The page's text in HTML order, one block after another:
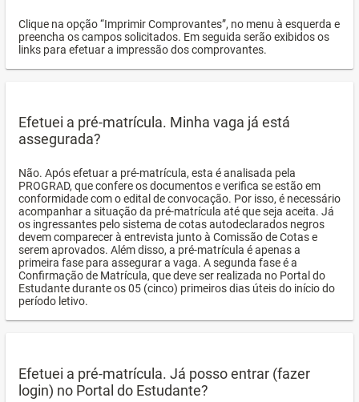
Clique na opção “Imprimir Comprovantes”, no menu à esquerda e
preencha os campos solicitados. Em seguida serão exibidos os
links para efetuar a impressão dos comprovantes.
Efetuei a pré-matrícula. Minha vaga já está
assegurada?
Não. Após efetuar a pré-matrícula, esta é analisada pela
PROGRAD, que confere os documentos e verifica se estão em
conformidade com o edital de convocação. Por isso, é necessário
acompanhar a situação da pré-matrícula até que seja aceita. Já
os ingressantes pelo sistema de cotas autodeclarados negros
devem comparecer à entrevista junto à Comissão de Cotas e
serem aprovados. Além disso, a pré-matrícula é apenas a
primeira fase para assegurar a vaga. A segunda fase é a
Confirmação de Matrícula, que deve ser realizada no Portal do
Estudante durante os 05 (cinco) primeiros dias úteis do início do
período letivo.
Efetuei a pré-matrícula. Já posso entrar (fazer
login) no Portal do Estudante?